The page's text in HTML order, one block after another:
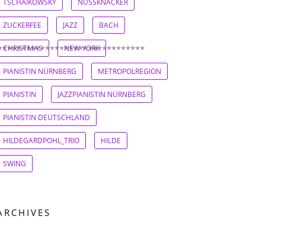
TSCHAIKOWSKY NUSSKNACKER
ZUCKERFEE JAZZ BACH
CHRISTMAS NEW YORK
PIANISTIN NÜRNBERG METROPOLREGION
PIANISTIN JAZZPIANISTIN NÜRNBERG
PIANISTIN DEUTSCHLAND
HILDEGARDPOHL_TRIO HILDE
SWING